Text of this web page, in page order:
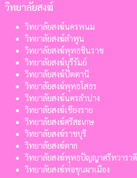
วิทยาลัยสงฆ์
วิทยาลัยสงฆ์นครพนม
วิทยาลัยสงฆ์ลำพูน
วิทยาลัยสงฆ์พุทธชินราช
วิทยาลัยสงฆ์บุรีรัมย์
วิทยาลัยสงฆ์ปัตตานี
วิทยาลัยสงฆ์พุทธโสธร
วิทยาลัยสงฆ์นครลำปาง
วิทยาลัยสงฆ์เชียงราย
วิทยาลัยสงฆ์ศรีสะเกษ
วิทยาลัยสงฆ์ราชบุรี
วิทยาลัยสงฆ์ตาก
วิทยาลัยสงฆ์พุทธปัญญาศรีทวารวดี
วิทยาลัยสงฆ์พ่อขุนผาเมือง